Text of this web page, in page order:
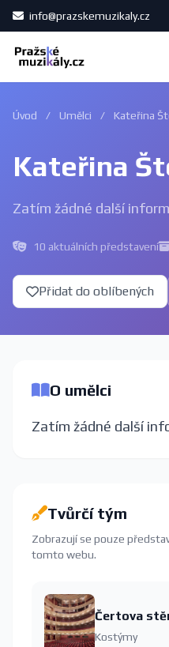
info@prazskemuzikaly.cz
Úvod / Umělci / Kateřina
Kateřina
Zatím žádné další
10 aktuálních představení
Přidat do oblíbených
O umělci
Zatím žádné další
Tvůrčí tým
Zobrazují se pouze
tomto webu.
Čertova
Kostýmy